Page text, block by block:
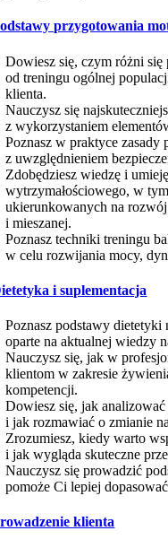
przygotowania
Dowiesz się, czym różni
od treningu ogólnej
klienta.
Nauczysz się
z wykorzystaniem
Poznasz w praktyce
z uwzględnieniem
Zdobędziesz wiedzę i
wytrzymałościowego, w
ukierunkowanych na
i mieszanej.
Poznasz techniki treningu
w celu rozwijania mocy,
i suplementacja
Poznasz podstawy dietetyki
oparte na aktualnej wiedzy
Nauczysz się, jak w
klientom w zakresie
kompetencji.
Dowiesz się, jak
i jak rozmawiać o zmianie
Zrozumiesz, kiedy warto
i jak wygląda skuteczne
Nauczysz się prowadzić
pomoże Ci lepiej
klienta